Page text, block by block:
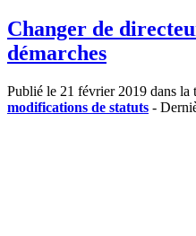
Changer de
démarches
Publié le 21 février 2019 dans la
modifications de statuts -